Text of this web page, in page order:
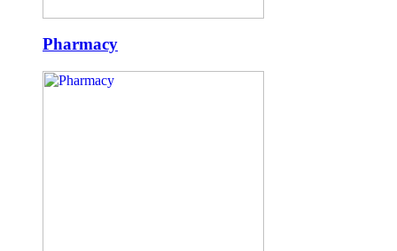
Pharmacy